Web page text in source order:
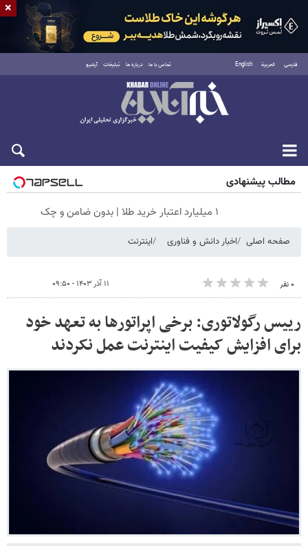
فارسی العربية English تماس با ما درباره ما تبلیغات آرشیو
جمعه ۱۶ مرداد ۱۴۰۵
مطالب پیشنهادی
۱ میلیارد اعتبار خرید طلا | بدون ضامن و چک
صفحه اصلی اخبار دانش و فناوری اینترنت
۰ نفر ۱۱ آذر ۱۴۰۳ - ۰۹:۵۰
رییس رگولاتوری: برخی اپراتورها به تعهد خود
برای افزایش کیفیت اینترنت عمل نکردند
×